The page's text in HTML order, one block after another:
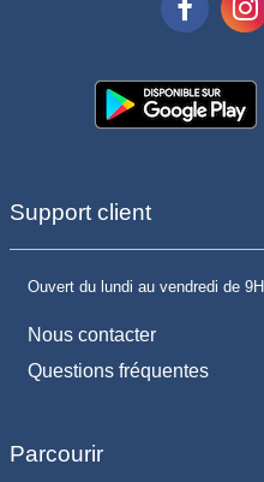
Support client
Ouvert du lundi au vendredi de
Nous contacter
Questions fréquentes
Parcourir